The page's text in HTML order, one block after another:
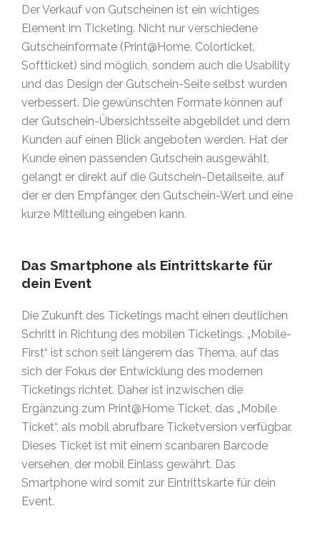
Der Verkauf von Gutscheinen ist ein wichtiges
Element im Ticketing. Nicht nur verschiedene
Gutscheinformate (Print@Home, Colorticket,
Softticket) sind möglich, sondern auch die Usability
und das Design der Gutschein-Seite selbst wurden
verbessert. Die gewünschten Formate können auf
der Gutschein-Übersichtsseite abgebildet und dem
Kunden auf einen Blick angeboten werden. Hat der
Kunde einen passenden Gutschein ausgewählt,
gelangt er direkt auf die Gutschein-Detailseite, auf
der er den Empfänger, den Gutschein-Wert und eine
kurze Mitteilung eingeben kann.
Das Smartphone als Eintrittskarte für
dein Event
Die Zukunft des Ticketings macht einen deutlichen
Schritt in Richtung des mobilen Ticketings. „Mobile-
First“ ist schon seit längerem das Thema, auf das
sich der Fokus der Entwicklung des modernen
Ticketings richtet. Daher ist inzwischen die
Ergänzung zum Print@Home Ticket, das „Mobile
Ticket“, als mobil abrufbare Ticketversion verfügbar.
Dieses Ticket ist mit einem scanbaren Barcode
versehen, der mobil Einlass gewährt. Das
Smartphone wird somit zur Eintrittskarte für dein
Event.